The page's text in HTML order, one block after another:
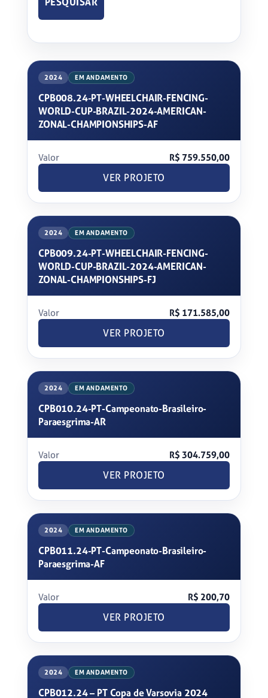
2024 EM ANDAMENTO
CPB008.24-PT-WHEELCHAIR-FENCING-
WORLD-CUP-BRAZIL-2024-AMERICAN-
ZONAL-CHAMPIONSHIPS-AF
Valor
R$ 759.550,00
VER PROJETO
2024 EM ANDAMENTO
CPB009.24-PT-WHEELCHAIR-FENCING-
WORLD-CUP-BRAZIL-2024-AMERICAN-
ZONAL-CHAMPIONSHIPS-FJ
Valor
R$ 171.585,00
VER PROJETO
2024 EM ANDAMENTO
CPB010.24-PT-Campeonato-Brasileiro-
Paraesgrima-AR
Valor
R$ 304.759,00
VER PROJETO
2024 EM ANDAMENTO
CPB011.24-PT-Campeonato-Brasileiro-
Paraesgrima-AF
Valor
R$ 200,70
VER PROJETO
2024 EM ANDAMENTO
CPB012.24 – PT Copa de Varsovia 2024